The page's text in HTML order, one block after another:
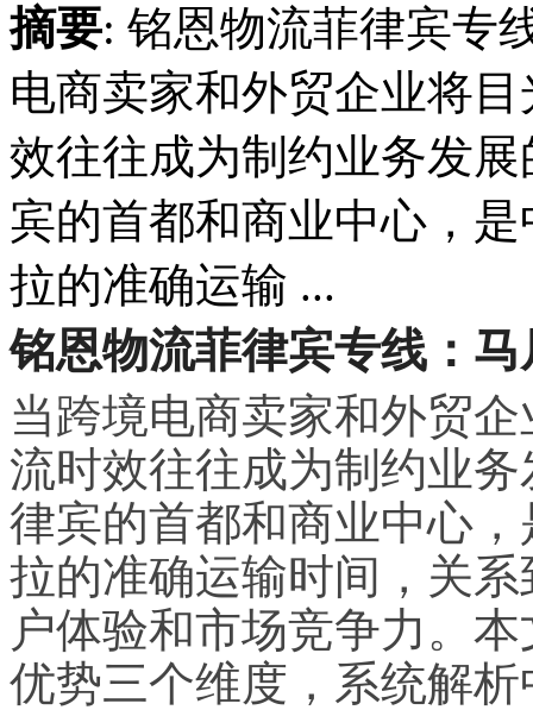
摘要: 铭恩物流菲律宾专
电商卖家和外贸企业将
效往往成为制约业务发
宾的首都和商业中心，
拉的准确运输 ...
铭恩物流菲律宾专线：
当跨境电商卖家和外贸
流时效往往成为制约业
律宾的首都和商业中心
拉的准确运输时间，关
户体验和市场竞争力。
优势三个维度，系统解